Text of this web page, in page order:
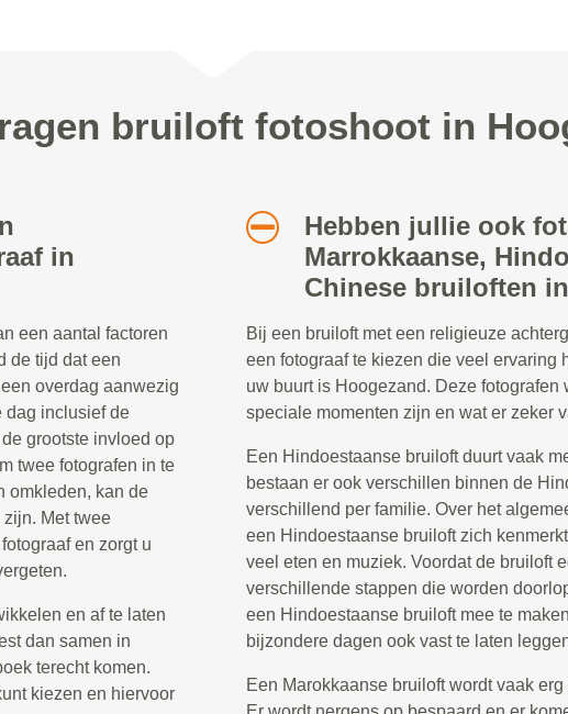
bruiloft fotoshoot in
in
een aantal factoren
de tijd dat een
overdag aanwezig
dag inclusief de
grootste invloed op
twee fotografen in te
omkleden, kan de
Met twee
en zorgt u
en af te laten
dan samen in
terecht komen.
kiezen en hiervoor
Hebben jullie ook
Marrokkaanse,
Chinese bruiloften
Bij een bruiloft met een religieuze
een fotograaf te kiezen die veel ervaring
uw buurt is Hoogezand. Deze fotografen
speciale momenten zijn en wat er zeker
Een Hindoestaanse bruiloft duurt vaak
bestaan er ook verschillen binnen de
verschillend per familie. Over het
een Hindoestaanse bruiloft zich
veel eten en muziek. Voordat de bruiloft
verschillende stappen die worden
een Hindoestaanse bruiloft mee te
bijzondere dagen ook vast te laten
Een Marokkaanse bruiloft wordt vaak